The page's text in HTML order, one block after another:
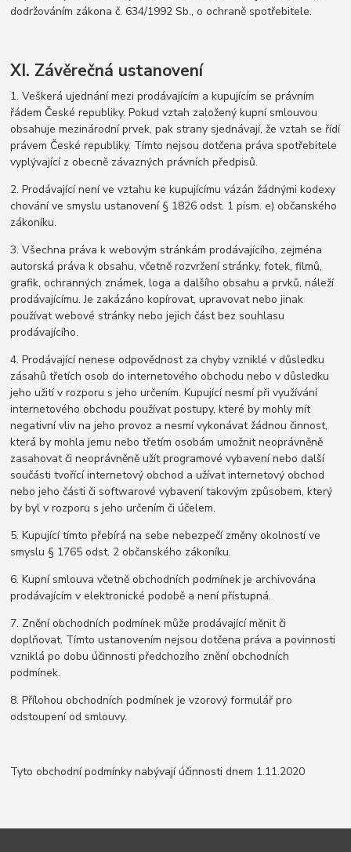
dodržováním zákona č. 634/1992 Sb., o ochraně spotřebitele.
XI. Závěrečná ustanovení
1. Veškerá ujednání mezi prodávajícím a kupujícím se právním
řádem České republiky. Pokud vztah založený kupní smlouvou
obsahuje mezinárodní prvek, pak strany sjednávají, že vztah se řídí
právem České republiky. Tímto nejsou dotčena práva spotřebitele
vyplývající z obecně závazných právních předpisů.
2. Prodávající není ve vztahu ke kupujícímu vázán žádnými kodexy
chování ve smyslu ustanovení § 1826 odst. 1 písm. e) občanského
zákoníku.
3. Všechna práva k webovým stránkám prodávajícího, zejména
autorská práva k obsahu, včetně rozvržení stránky, fotek, filmů,
grafik, ochranných známek, loga a dalšího obsahu a prvků, náleží
prodávajícímu. Je zakázáno kopírovat, upravovat nebo jinak
používat webové stránky nebo jejich část bez souhlasu
prodávajícího.
4. Prodávající nenese odpovědnost za chyby vzniklé v důsledku
zásahů třetích osob do internetového obchodu nebo v důsledku
jeho užití v rozporu s jeho určením. Kupující nesmí při využívání
internetového obchodu používat postupy, které by mohly mít
negativní vliv na jeho provoz a nesmí vykonávat žádnou činnost,
která by mohla jemu nebo třetím osobám umožnit neoprávněně
zasahovat či neoprávněně užít programové vybavení nebo další
součásti tvořící internetový obchod a užívat internetový obchod
nebo jeho části či softwarové vybavení takovým způsobem, který
by byl v rozporu s jeho určením či účelem.
5. Kupující tímto přebírá na sebe nebezpečí změny okolností ve
smyslu § 1765 odst. 2 občanského zákoníku.
6. Kupní smlouva včetně obchodních podmínek je archivována
prodávajícím v elektronické podobě a není přístupná.
7. Znění obchodních podmínek může prodávající měnit či
doplňovat. Tímto ustanovením nejsou dotčena práva a povinnosti
vzniklá po dobu účinnosti předchozího znění obchodních
podmínek.
8. Přílohou obchodních podmínek je vzorový formulář pro
odstoupení od smlouvy.
Tyto obchodní podmínky nabývají účinnosti dnem 1.11.2020